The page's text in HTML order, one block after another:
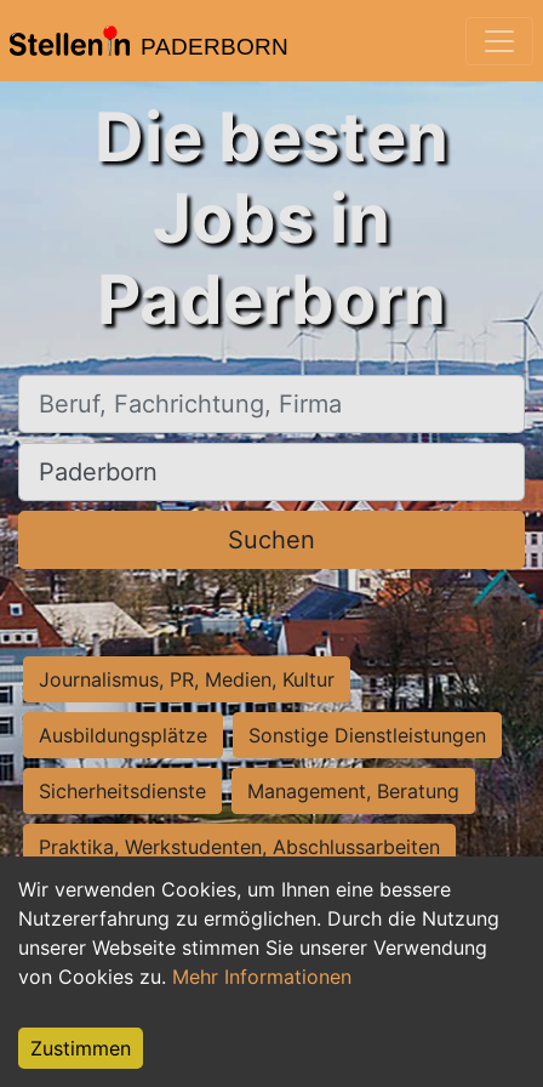
PADERBORN
Wir verwenden Cookies, um Ihnen eine bessere
Nutzererfahrung zu ermöglichen. Durch die Nutzung
unserer Webseite stimmen Sie unserer Verwendung
von Cookies zu. Mehr Informationen
Zustimmen
Die besten
Jobs in
Paderborn
Beruf, Fachrichtung, Firma
Ort, Stadt
Suchen
Journalismus, PR, Medien, Kultur
Ausbildungsplätze Sonstige Dienstleistungen
Sicherheitsdienste Management, Beratung
Praktika, Werkstudenten, Abschlussarbeiten
Personalwesen Assistenz, Sekretariat
Hilfskräfte, Aushilfs- und Nebenjobs
Weiterbildung, Studium, duale Ausbildung